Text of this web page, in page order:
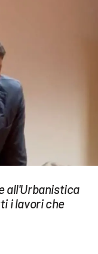
all'Urbanistica
i lavori che